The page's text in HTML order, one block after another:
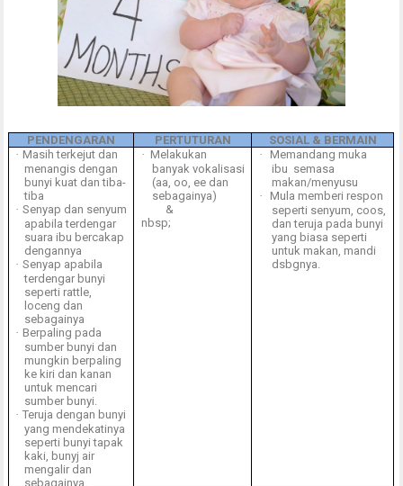
PENDENGARAN PERTUTURAN
SOSIAL & BERMAIN
· Masih terkejut dan
menangis dengan
bunyi kuat dan tiba-
tiba
· Senyap dan senyum
apabila terdengar
suara ibu bercakap
dengannya
· Senyap apabila
terdengar bunyi
seperti rattle,
loceng dan
sebagainya
· Berpaling pada
sumber bunyi dan
mungkin berpaling
ke kiri dan kanan
untuk mencari
sumber bunyi.
· Teruja dengan bunyi
yang mendekatinya
seperti bunyi tapak
kaki, bunyj air
mengalir dan
sebagainya.
· Melakukan
banyak vokalisasi
(aa, oo, ee dan
sebagainya)
&
nbsp;
·
Memandang muka
ibu semasa
makan/menyusu
·
Mula memberi respon
seperti senyum, coos,
dan teruja pada bunyi
yang biasa seperti
untuk makan, mandi
dsbgnya.